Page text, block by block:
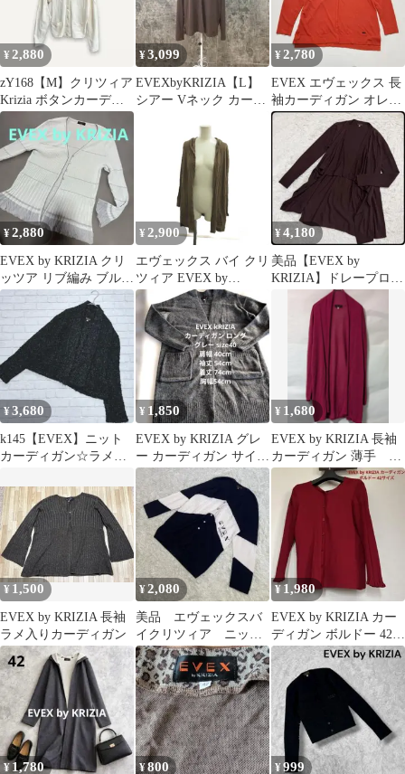
¥2,880
zY168【M】クリツィア
Krizia ボタンカーディ
ガン イタリア製
¥3,099
EVEXbyKRIZIA【L】
シアー Vネック カーデ
¥2,780
EVEX エヴェックス 長
袖カーディガン オレン
ジ Vネック 薄手 42
¥2,880
EVEX by KRIZIA クリ
ッツア リブ編み ブルー
ラメ カーディガン
¥ 2,900
エヴェックス バイ クリ
ツィア EVEX by
KRIZIA カーディガン
44 茶色 ブラウン フー
ド付き 長袖 無地 /KK
■ECA007
¥4,180
美品【EVEX by
KRIZIA】ドレープロン
グカーディガン 42 ブラ
¥3,680
k145【EVEX】ニット
カーディガン☆ラメ
¥ 1,850
EVEX by KRIZIA グレ
ー カーディガン サイズ
40
¥ 1,680
EVEX by KRIZIA 長袖
カーディガン 薄手 サ
イズ40
¥ 1,500
EVEX by KRIZIA 長袖
ラメ入りカーディガン
¥2,080
美品 エヴェックスバ
イクリツィア ニット
カーディガン 白ネイ
ビー ロゴ 40 L
¥ 1,980
EVEX by KRIZIA カー
ディガン ボルドー 42サ
イズ
¥ 1,780 ¥800 ¥999